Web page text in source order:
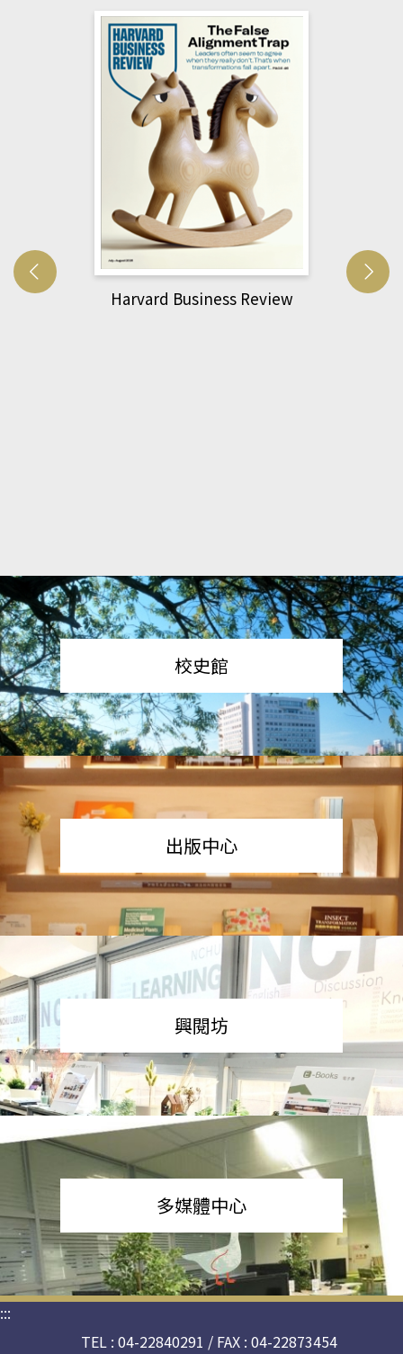
Harvard Business Review
校史館
出版中心
興閱坊
多媒體中心
:::
TEL : 04-22840291 / FAX : 04-22873454